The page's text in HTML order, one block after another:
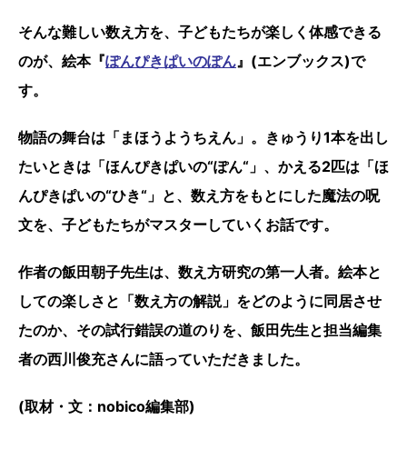
そんな難しい数え方を、子どもたちが楽しく体感できる
のが、絵本『ぽんぴきぱいのぽん 』(エンブックス)で
す。
物語の舞台は「まほうようちえん」。きゅうり1本を出し
たいときは「ほんぴきぱいの“ぽん“」、かえる2匹は「ほ
んぴきぱいの“ひき“」と、数え方をもとにした魔法の呪
文を、子どもたちがマスターしていくお話です。
作者の飯田朝子先生は、数え方研究の第一人者。絵本と
しての楽しさと「数え方の解説」をどのように同居させ
たのか、その試行錯誤の道のりを、飯田先生と担当編集
者の西川俊充さんに語っていただきました。
(取材・文：nobico編集部)